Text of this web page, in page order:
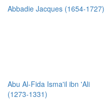
Abbadie Jacques (1654-1727)
Abu Al-Fida Isma'il ibn 'Ali
(1273-1331)